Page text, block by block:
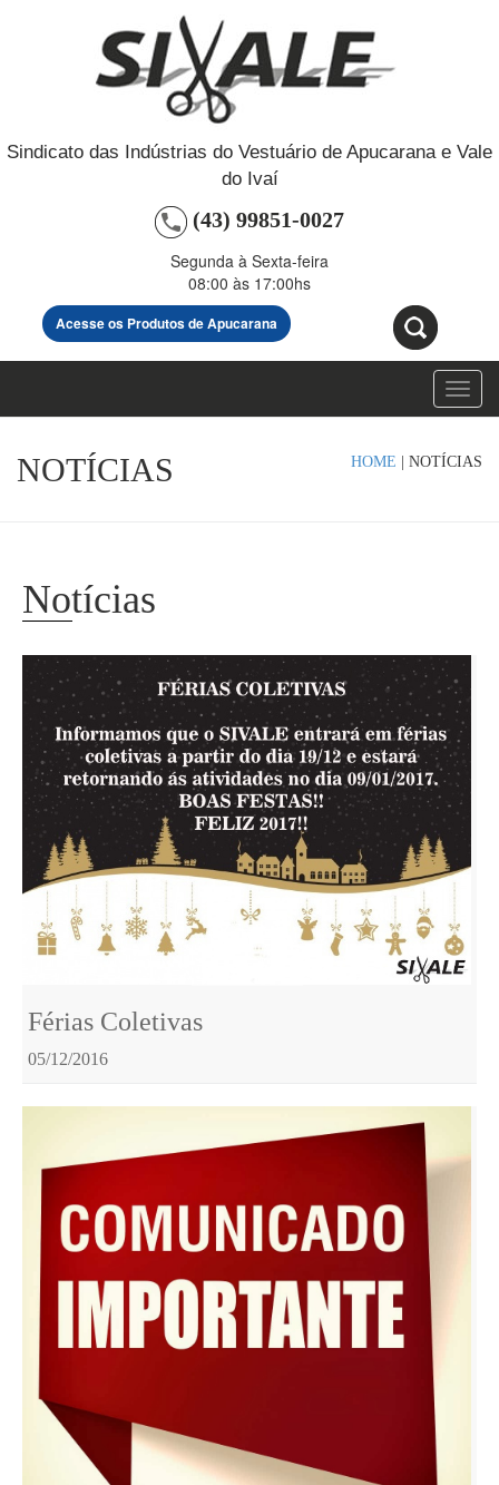
Sindicato das Indústrias do Vestuário de Apucarana e Vale
do Ivaí
(43) 99851-0027
Segunda à Sexta-feira
08:00 às 17:00hs
Acesse os Produtos de Apucarana
NOTÍCIAS HOME NOTÍCIAS
Notícias
Férias Coletivas
05/12/2016